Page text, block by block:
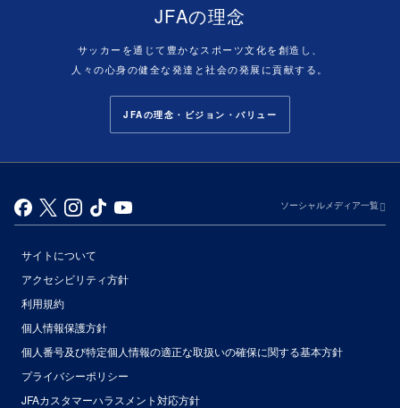
JFAの理念
サッカーを通じて豊かなスポーツ文化を創造し、
人々の心身の健全な発達と社会の発展に貢献する。
JFAの理念・ビジョン・バリュー
ソーシャルメディア一覧
サイトについて
アクセシビリティ方針
利用規約
個人情報保護方針
個人番号及び特定個人情報の適正な取扱いの確保に関する基本方針
プライバシーポリシー
JFAカスタマーハラスメント対応方針